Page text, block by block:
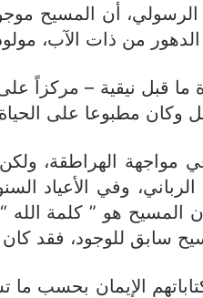
أن المسيح
من ذات الآب،
قبل نيقية – مركزاً
وكان مطبوعا على
مواجهة الهراطقة،
الرباني، وفي الأعياد
المسيح هو ” كلمة
سابق للوجود، فقد كان
الإيمان بحسب